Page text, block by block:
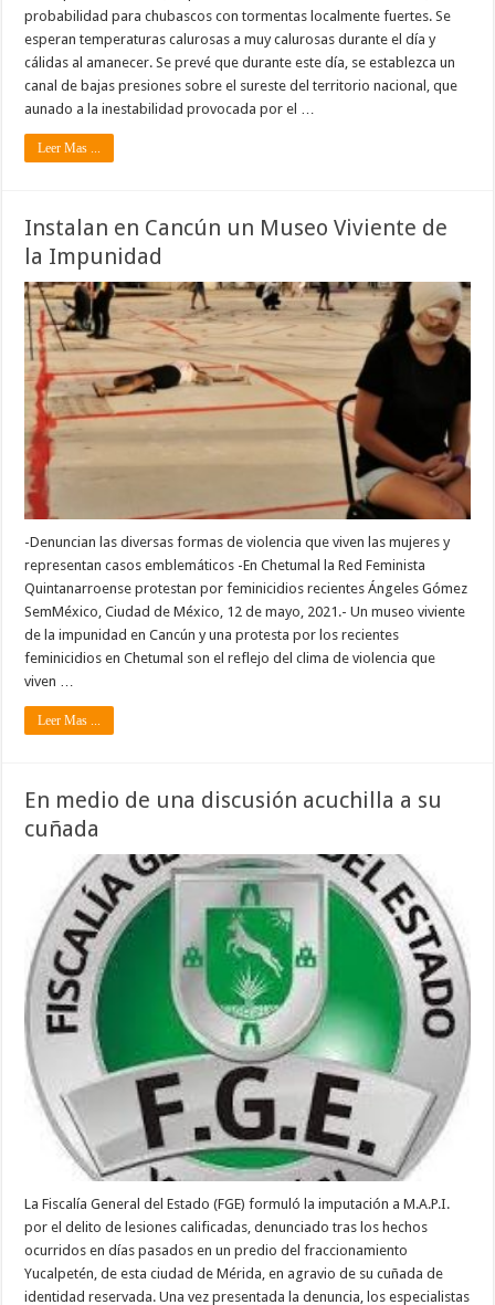
probabilidad para chubascos con tormentas localmente fuertes. Se
esperan temperaturas calurosas a muy calurosas durante el día y
cálidas al amanecer. Se prevé que durante este día, se establezca un
canal de bajas presiones sobre el sureste del territorio nacional, que
aunado a la inestabilidad provocada por el …
Leer Mas ...
Instalan en Cancún un Museo Viviente de
la Impunidad
-Denuncian las diversas formas de violencia que viven las mujeres y
representan casos emblemáticos -En Chetumal la Red Feminista
Quintanarroense protestan por feminicidios recientes Ángeles Gómez
SemMéxico, Ciudad de México, 12 de mayo, 2021.- Un museo viviente
de la impunidad en Cancún y una protesta por los recientes
feminicidios en Chetumal son el reflejo del clima de violencia que
viven …
Leer Mas ...
En medio de una discusión acuchilla a su
cuñada
La Fiscalía General del Estado (FGE) formuló la imputación a M.A.P.I.
por el delito de lesiones calificadas, denunciado tras los hechos
ocurridos en días pasados en un predio del fraccionamiento
Yucalpetén, de esta ciudad de Mérida, en agravio de su cuñada de
identidad reservada. Una vez presentada la denuncia, los especialistas